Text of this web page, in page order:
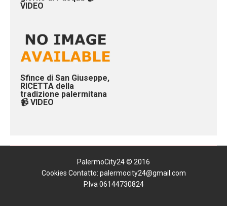
VIDEO
Sfince di San Giuseppe,
RICETTA della
tradizione palermitana
📹 VIDEO
PalermoCity24 © 2016
Cookies Contatto: palermocity24@gmail.com
P.Iva 06144730824